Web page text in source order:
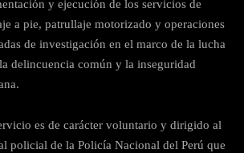
y ejecución de los servicios de
a pie, patrullaje motorizado y operaciones
de investigación en el marco de la lucha
delincuencia común y la inseguridad
es de carácter voluntario y dirigido al
policial de la Policía Nacional del Perú que